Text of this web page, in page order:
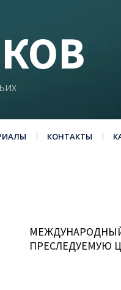
КОНТАКТЫ
ПРЕСЛЕДУЕМУЮ